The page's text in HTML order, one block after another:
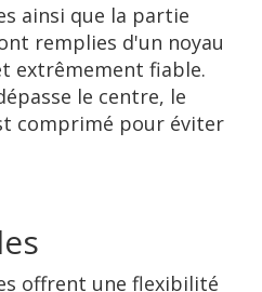
ainsi que la partie
remplies d'un noyau
extrêmement fiable.
le centre, le
comprimé pour éviter
offrent une flexibilité